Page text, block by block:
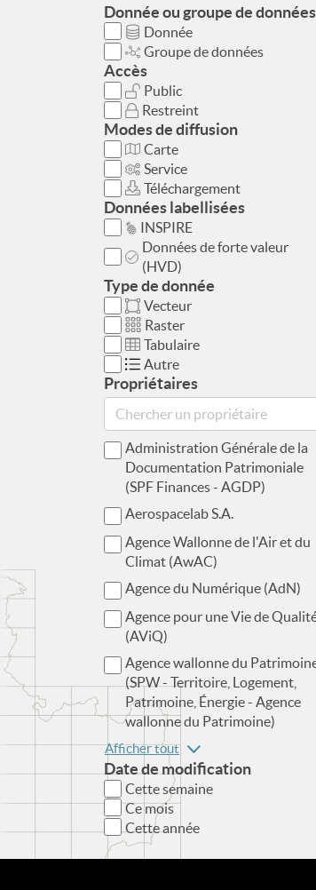
Donnée ou groupe de données
Donnée
Groupe de données
Accès
Public
Restreint
Modes de diffusion
Carte
Service
Téléchargement
Données labellisées
INSPIRE
Données de forte valeur
(HVD)
Type de donnée
Vecteur
Raster
Tabulaire
Autre
Propriétaires
Administration Générale de la
Documentation Patrimoniale
(SPF Finances - AGDP)
Aerospacelab S.A.
Agence Wallonne de l'Air et du
Climat (AwAC)
Agence du Numérique (AdN)
Agence pour une Vie de
(AViQ)
Agence wallonne du
(SPW - Territoire, Logement,
Patrimoine, Énergie - Agence
wallonne du Patrimoine)
Afficher tout
Date de modification
Cette semaine
Ce mois
Cette année